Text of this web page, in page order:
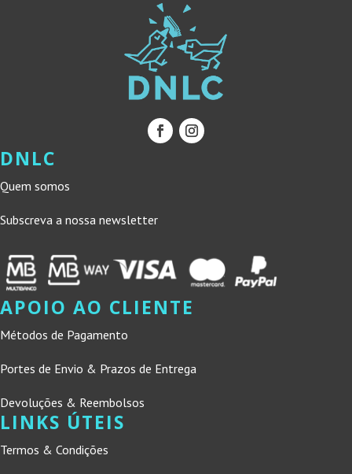
DNLC
Quem somos
Subscreva a nossa newsletter
APOIO AO CLIENTE
Métodos de Pagamento
Portes de Envio & Prazos de Entrega
Devoluções & Reembolsos
LINKS ÚTEIS
Termos & Condições